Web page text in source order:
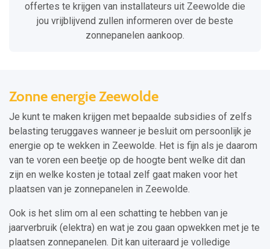
offertes te krijgen van installateurs uit Zeewolde die
jou vrijblijvend zullen informeren over de beste
zonnepanelen aankoop.
Zonne energie Zeewolde
Je kunt te maken krijgen met bepaalde subsidies of zelfs
belasting teruggaves wanneer je besluit om persoonlijk je
energie op te wekken in Zeewolde. Het is fijn als je daarom
van te voren een beetje op de hoogte bent welke dit dan
zijn en welke kosten je totaal zelf gaat maken voor het
plaatsen van je zonnepanelen in Zeewolde.
Ook is het slim om al een schatting te hebben van je
jaarverbruik (elektra) en wat je zou gaan opwekken met je te
plaatsen zonnepanelen. Dit kan uiteraard je volledige